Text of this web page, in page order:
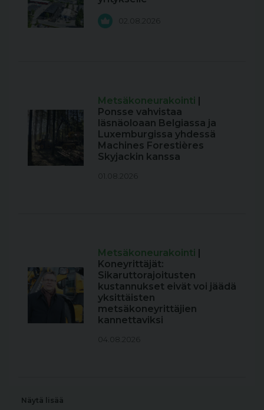
02.08.2026
Metsäkoneurakointi |
Ponsse vahvistaa
läsnäoloaan Belgiassa ja
Luxemburgissa yhdessä
Machines Forestières
Skyjackin kanssa
01.08.2026
Metsäkoneurakointi |
Koneyrittäjät:
Sikaruttorajoitusten
kustannukset eivät voi jäädä
yksittäisten
metsäkoneyrittäjien
kannettaviksi
04.08.2026
Näytä lisää